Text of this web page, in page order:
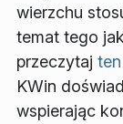
wierzchu
temat tego
przeczytaj
KWin
wspierając